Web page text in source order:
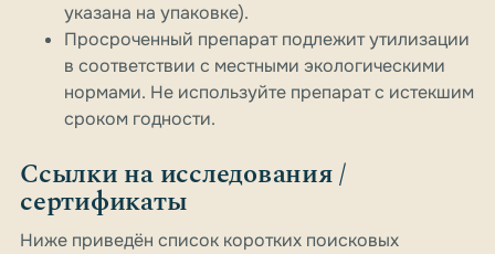
указана на упаковке).
Просроченный препарат подлежит утилизации
в соответствии с местными экологическими
нормами. Не используйте препарат с истекшим
сроком годности.
Ссылки на исследования /
сертификаты
Ниже приведён список коротких поисковых